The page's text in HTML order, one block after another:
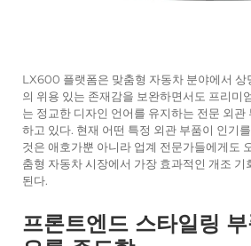
LX600 플랫폼은 맞춤형 자동차 분야에서 상
의 위용 있는 존재감을 보완하면서도 프리미
는 정교한 디자인 언어를 유지하는 전문 외관
하고 있다. 현재 어떤 특정 외관 부품이 인기
것은 애호가뿐 아니라 업계 전문가들에게도
춤형 자동차 시장에서 가장 효과적인 개조 기
된다.
프론트엔드 스타일링